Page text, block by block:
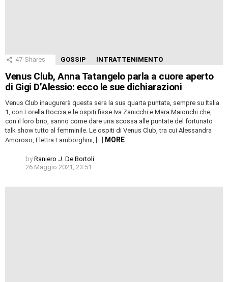
47 Shares GOSSIP INTRATTENIMENTO
Venus Club, Anna Tatangelo parla a cuore aperto
di Gigi D’Alessio: ecco le sue dichiarazioni
Venus Club inaugurerà questa sera la sua quarta puntata, sempre su Italia
1, con Lorella Boccia e le ospiti fisse Iva Zanicchi e Mara Maionchi che,
con il loro brio, sanno come dare una scossa alle puntate del fortunato
talk show tutto al femminile. Le ospiti di Venus Club, tra cui Alessandra
Amoroso, Elettra Lamborghini, […] MORE
by Raniero J. De Bortoli
26 Maggio 2021, 23:51